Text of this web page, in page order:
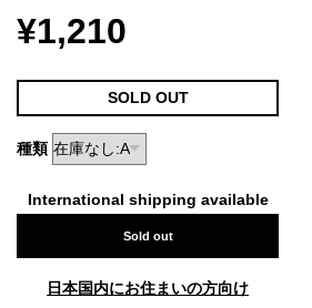
¥1,210
SOLD OUT
種類
International shipping available
Sold out
日本国内にお住まいの方向け